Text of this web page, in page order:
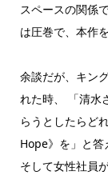
スペースの関係
は圧巻で、本作
余談だが、キン
れた時、 「清水
らうとしたらど
Hope》を」と答
そして女性社員